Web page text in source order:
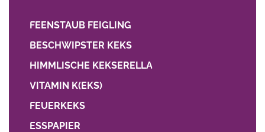
FEENSTAUB FEIGLING
BESCHWIPSTER KEKS
HIMMLISCHE KEKSERELLA
VITAMIN K(EKS)
FEUERKEKS
ESSPAPIER